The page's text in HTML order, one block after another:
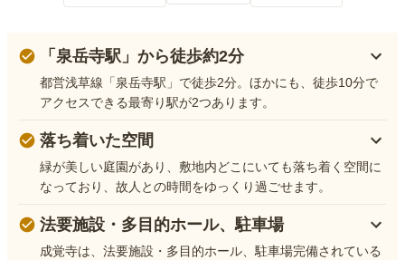
「泉岳寺駅」から徒歩約2分
都営浅草線「泉岳寺駅」で徒歩2分。ほかにも、徒歩10分で
アクセスできる最寄り駅が2つあります。
落ち着いた空間
緑が美しい庭園があり、敷地内どこにいても落ち着く空間に
なっており、故人との時間をゆっくり過ごせます。
法要施設・多目的ホール、駐車場
成覚寺は、法要施設・多目的ホール、駐車場完備されている